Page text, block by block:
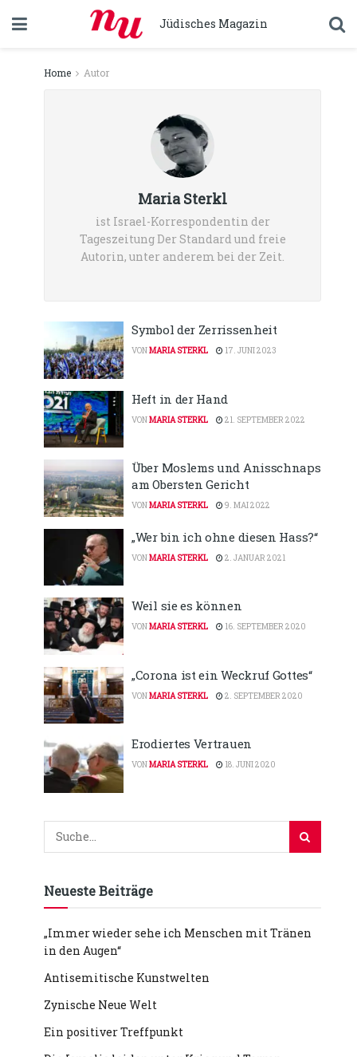
Jüdisches Magazin
Home Autor
Maria Sterkl
ist Israel-Korrespondentin der
Tageszeitung Der Standard und freie
Autorin, unter anderem bei der Zeit.
Symbol der Zerrissenheit
VONMARIA STERKL 17. JUNI 2023
Heft in der Hand
VONMARIA STERKL 21. SEPTEMBER 2022
Über Moslems und Anisschnaps
am Obersten Gericht
VONMARIA STERKL 9. MAI 2022
„Wer bin ich ohne diesen Hass?“
VONMARIA STERKL 2. JANUAR 2021
Weil sie es können
VONMARIA STERKL 16. SEPTEMBER 2020
„Corona ist ein Weckruf Gottes“
VONMARIA STERKL 2. SEPTEMBER 2020
Erodiertes Vertrauen
VONMARIA STERKL 18. JUNI 2020
Neueste Beiträge
„Immer wieder sehe ich Menschen mit Tränen
in den Augen“
Antisemitische Kunstwelten
Zynische Neue Welt
Ein positiver Treffpunkt